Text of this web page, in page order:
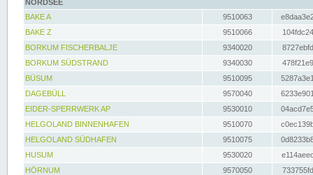
NORDSEE
BAKE A
9510063
BAKE Z
9510066
BORKUM FISCHERBALJE
9340020
BORKUM SÜDSTRAND
9340030
BÜSUM
9510095
DAGEBÜLL
9570040
EIDER-SPERRWERK AP
9530010
HELGOLAND BINNENHAFEN
9510070
HELGOLAND SÜDHAFEN
9510075
HUSUM
9530020
HÖRNUM
9570050